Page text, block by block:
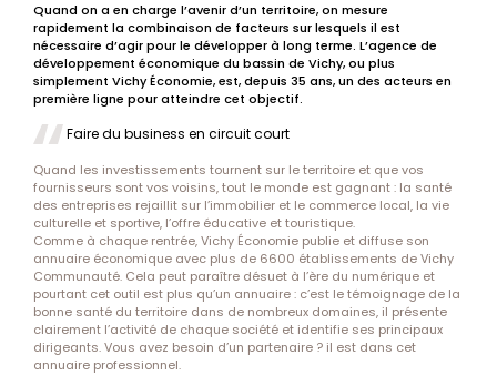
Quand on a en charge l’avenir d’un territoire, on mesure
rapidement la combinaison de facteurs sur lesquels il est
nécessaire d’agir pour le développer à long terme. L’agence de
développement économique du bassin de Vichy, ou plus
simplement Vichy Économie, est, depuis 35 ans, un des acteurs en
première ligne pour atteindre cet objectif.
Faire du business en circuit court
Quand les investissements tournent sur le territoire et que vos
fournisseurs sont vos voisins, tout le monde est gagnant : la santé
des entreprises rejaillit sur l’immobilier et le commerce local, la vie
culturelle et sportive, l’offre éducative et touristique.
Comme à chaque rentrée, Vichy Économie publie et diffuse son
annuaire économique avec plus de 6600 établissements de Vichy
Communauté. Cela peut paraître désuet à l’ère du numérique et
pourtant cet outil est plus qu’un annuaire : c’est le témoignage de la
bonne santé du territoire dans de nombreux domaines, il présente
clairement l’activité de chaque société et identifie ses principaux
dirigeants. Vous avez besoin d’un partenaire ? il est dans cet
annuaire professionnel.